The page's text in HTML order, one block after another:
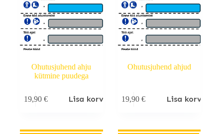
Ohutusjuhend ahju
kütmine puudega
19,90 € Lisa korvi
Ohutusjuhend ahjud
19,90€ Lisa korvi